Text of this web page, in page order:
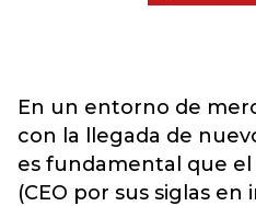
En un entorno de
con la llegada de
es fundamental que
(CEO por sus siglas